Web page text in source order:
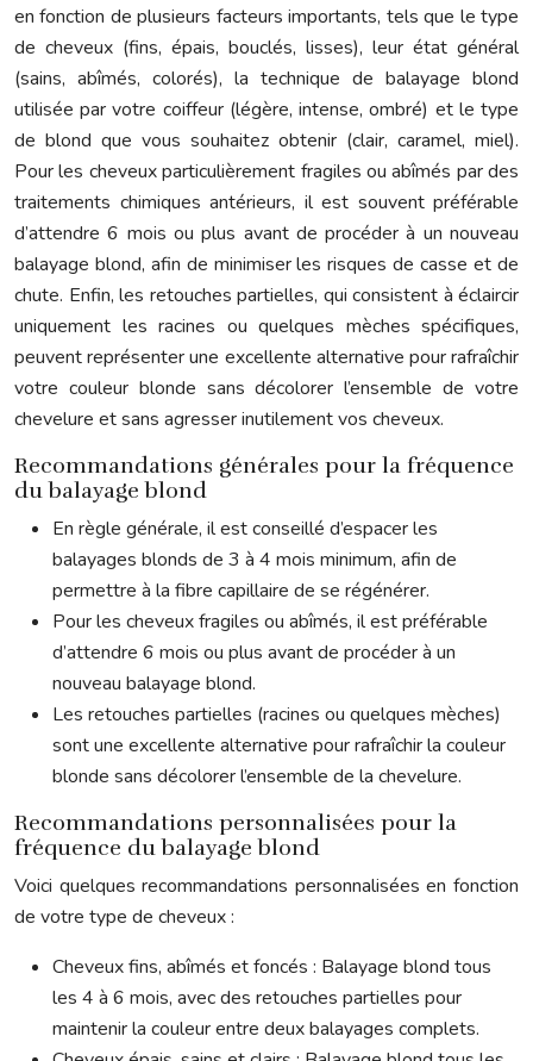
en fonction de plusieurs facteurs importants, tels que le type
de cheveux (fins, épais, bouclés, lisses), leur état général
(sains, abîmés, colorés), la technique de balayage blond
utilisée par votre coiffeur (légère, intense, ombré) et le type
de blond que vous souhaitez obtenir (clair, caramel, miel).
Pour les cheveux particulièrement fragiles ou abîmés par des
traitements chimiques antérieurs, il est souvent préférable
d’attendre 6 mois ou plus avant de procéder à un nouveau
balayage blond, afin de minimiser les risques de casse et de
chute. Enfin, les retouches partielles, qui consistent à éclaircir
uniquement les racines ou quelques mèches spécifiques,
peuvent représenter une excellente alternative pour rafraîchir
votre couleur blonde sans décolorer l’ensemble de votre
chevelure et sans agresser inutilement vos cheveux.
Recommandations générales pour la fréquence
du balayage blond
En règle générale, il est conseillé d’espacer les
balayages blonds de 3 à 4 mois minimum, afin de
permettre à la fibre capillaire de se régénérer.
Pour les cheveux fragiles ou abîmés, il est préférable
d’attendre 6 mois ou plus avant de procéder à un
nouveau balayage blond.
Les retouches partielles (racines ou quelques mèches)
sont une excellente alternative pour rafraîchir la couleur
blonde sans décolorer l’ensemble de la chevelure.
Recommandations personnalisées pour la
fréquence du balayage blond
Voici quelques recommandations personnalisées en fonction
de votre type de cheveux :
Cheveux fins, abîmés et foncés : Balayage blond tous
les 4 à 6 mois, avec des retouches partielles pour
maintenir la couleur entre deux balayages complets.